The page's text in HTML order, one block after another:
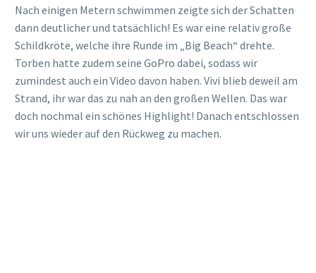
Nach einigen Metern schwimmen zeigte sich der Schatten
dann deutlicher und tatsächlich! Es war eine relativ große
Schildkröte, welche ihre Runde im „Big Beach“ drehte.
Torben hatte zudem seine GoPro dabei, sodass wir
zumindest auch ein Video davon haben. Vivi blieb deweil am
Strand, ihr war das zu nah an den großen Wellen. Das war
doch nochmal ein schönes Highlight! Danach entschlossen
wir uns wieder auf den Rückweg zu machen.